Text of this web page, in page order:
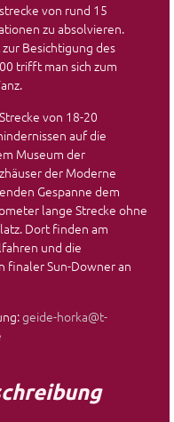
von rund 15
zu absolvieren.
Besichtigung des
trifft man sich zum
von 18-20
auf die
Museum der
der Moderne
Gespanne dem
lange Strecke ohne
Dort finden am
und die
finaler Sun-Downer an
geide-horka@t-